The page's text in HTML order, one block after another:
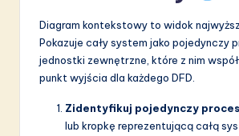
Diagram kontekstowy to widok
Pokazuje cały system jako pojedynczy
jednostki zewnętrzne, które z nim
punkt wyjścia dla każdego DFD.
Zidentyfikuj pojedynczy
lub kropkę reprezentującą całą